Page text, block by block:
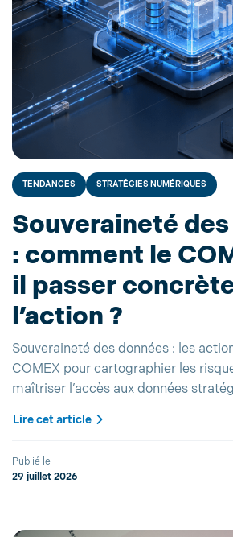
TENDANCES STRATÉGIES NUMÉRIQUES
Souveraineté
: comment le
il passer
l’action ?
Souveraineté des données : les
COMEX pour cartographier les
maîtriser l’accès aux données
Lire cet article
Publié le
29 juillet 2026